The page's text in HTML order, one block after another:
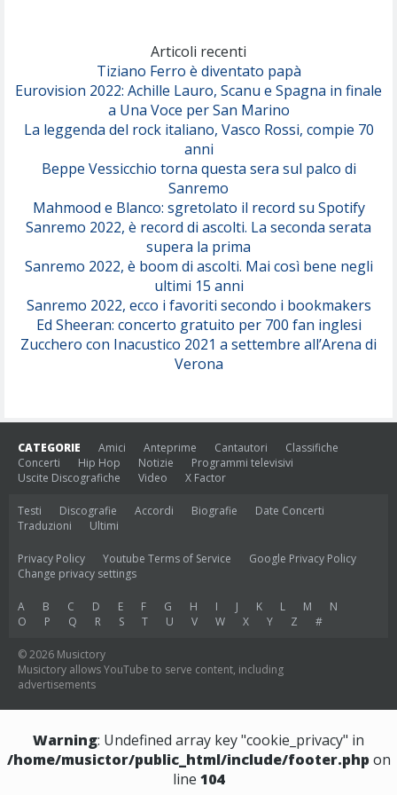
Serenamente
Articoli recenti
Tiziano Ferro è diventato papà
Eurovision 2022: Achille Lauro, Scanu e Spagna in finale
a Una Voce per San Marino
La leggenda del rock italiano, Vasco Rossi, compie 70
anni
Beppe Vessicchio torna questa sera sul palco di
Sanremo
Mahmood e Blanco: sgretolato il record su Spotify
Sanremo 2022, è record di ascolti. La seconda serata
supera la prima
Sanremo 2022, è boom di ascolti. Mai così bene negli
ultimi 15 anni
Sanremo 2022, ecco i favoriti secondo i bookmakers
Ed Sheeran: concerto gratuito per 700 fan inglesi
Zucchero con Inacustico 2021 a settembre all’Arena di
Verona
CATEGORIE Amici Anteprime Cantautori
Classifiche
Concerti
Hip Hop Notizie
Programmi televisivi
Uscite Discografiche
Video X Factor
Testi Discografie Accordi Biografie
Date Concerti
Traduzioni
Ultimi
Privacy Policy Youtube Terms of Service
Google Privacy Policy
Change privacy settings
A B C D E F G H I J K L M
N
O
P Q R S T U V W X Y Z #
© 2026 Musictory
Musictory allows YouTube to serve content, including
advertisements
Warning: Undefined array key "cookie_privacy" in
/home/musictor/public_html/include/footer.php on
line 104